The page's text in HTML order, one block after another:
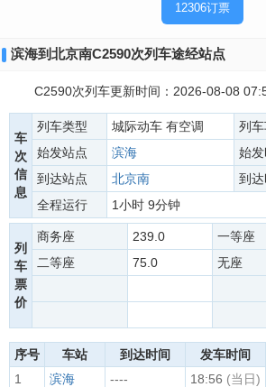
12306订票
滨海到北京南C2590次列车途经站点
C2590次列车更新时间：2026-08-08
车
次
信
息
列车类型 城际动车 有空调 列
始发站点
滨海 始
到达站点
北京南 到
全程运行
1小时 9分钟
列
车
票
价
商务座 239.0 一等座
二等座
75.0 无座
序号 车站 到达时间 发车时间
1
滨海 ---- 18:56 (当日)